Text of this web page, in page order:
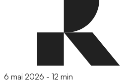
6 mai 2026 - 12 min